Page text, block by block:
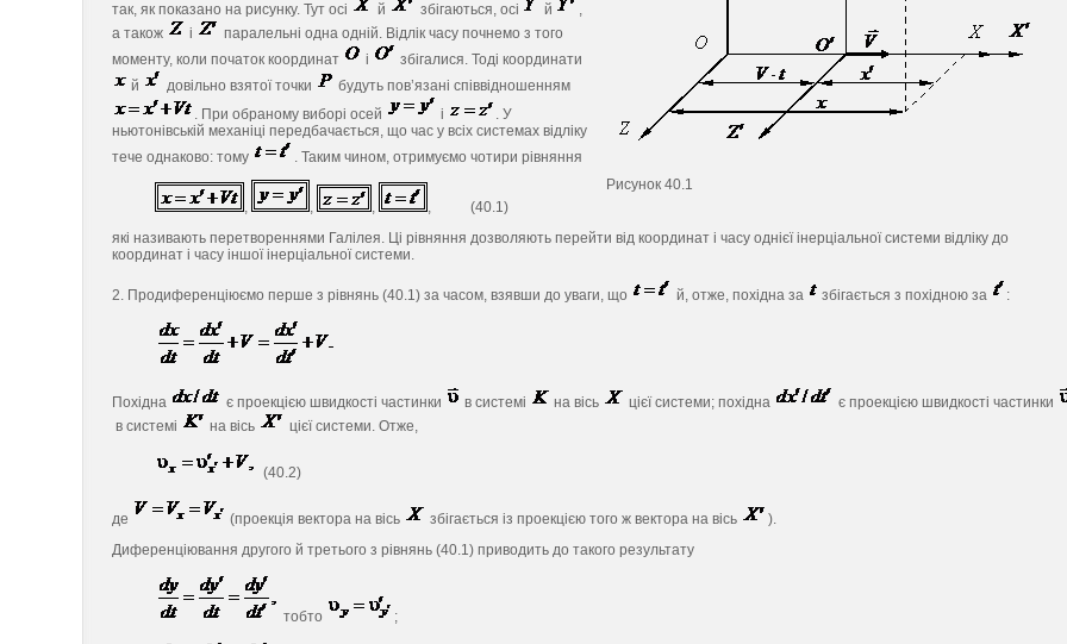
Рисунок 40.1
так, як показано на рисунку. Тут осі
й збігаються, осі й
,
а також
і
паралельні одна одній. Відлік часу почнемо з того
моменту, коли початок координат
і
збігалися. Тоді координати
й
довільно взятої точки
будуть пов’язані співвідношенням
. При обраному виборі осей
і
. У
ньютонівській механіці передбачається, що час у всіх системах відліку
тече однаково: тому
. Таким чином, отримуємо чотири рівняння
, , ,
, (40.1)
які називають перетвореннями Галілея. Ці рівняння дозволяють перейти від координат і часу однієї інерціальної системи відліку до
координат і часу іншої інерціальної системи.
2. Продиференціюємо перше з рівнянь (40.1) за часом, взявши до уваги, що й, отже, похідна за збігається з похідною за :
Похідна є проекцією швидкості частинки в системі на вісь цієї системи; похідна
є проекцією швидкості частинки
в системі
на вісь цієї системи. Отже,
(40.2)
де (проекція вектора на вісь збігається із проекцією того ж вектора на вісь
).
Диференціювання другого й третього з рівнянь (40.1) приводить до такого результату
тобто ;